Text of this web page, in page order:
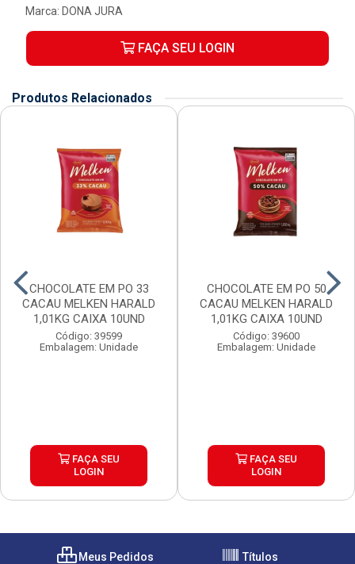
Marca: DONA JURA
FAÇA SEU LOGIN
Produtos Relacionados
CHOCOLATE EM PO 33
CACAU MELKEN HARALD
1,01KG CAIXA 10UND
Código: 39599
Embalagem: Unidade
FAÇA SEU
LOGIN
CHOCOLATE EM PO 50
CACAU MELKEN HARALD
1,01KG CAIXA 10UND
Código: 39600
Embalagem: Unidade
FAÇA SEU
LOGIN
Meus Pedidos Títulos